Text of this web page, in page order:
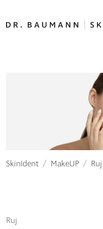
SkinIdent MakeUP Ruj
Ruj